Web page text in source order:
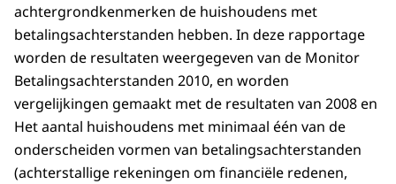
achtergrondkenmerken de huishoudens met
betalingsachterstanden hebben. In deze rapportage
worden de resultaten weergegeven van de Monitor
Betalingsachterstanden 2010, en worden
vergelijkingen gemaakt met de resultaten van 2008 en
Het aantal huishoudens met minimaal één van de
onderscheiden vormen van betalingsachterstanden
(achterstallige rekeningen om financiële redenen,